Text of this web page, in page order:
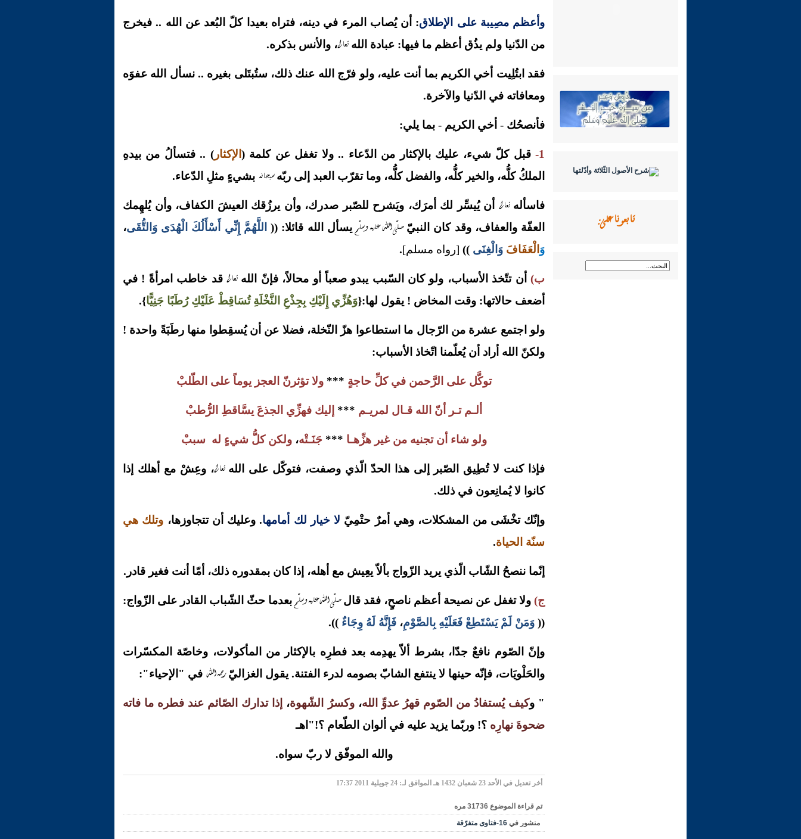
وأعظم مصِيبة على الإطلاق: أن يُصاب المرء في دينه، فتراه بعيدا كلّ البُعد عن الله .. فيخرج
من الدّنيا ولم يذُق أعظم ما فيها: عبادة اللهتعالى، والأنس بذكره.
فقد ابتُلِيت أخي الكريم بما أنت عليه، ولو فرّج الله عنك ذلك، ستُبتَلى بغيره .. نسأل الله عفوَه
ومعافاته في الدّنيا والآخرة.
فأنصحُك - أخي الكريم - بما يلي:
1- قبل كلّ شيء، عليك بالإكثار من الدّعاء .. ولا تغفل عن كلمة ( الإكثار) .. فتسألُ من بيدهِ
الملكُ كلُّه، والخير كلُّه، والفضل كلُّه، وما تقرّب العبد إلى ربّهسبحانه بشيءٍ مثلِ الدّعاء.
فاسألهتعالى أن يُيسِّر لك أمرَك، ويَشرح للصّبر صدرك، وأن يرزُقك العيشَ الكفاف، وأن يُلهِمك
العفّة والعفاف، وقد كان النبيّصلّى الله عليه وسلّم يسأل الله قائلا: (( اللَّهُمَّ إِنِّي أَسْأَلُكَ الْهُدَى وَالتُّقَى،
وَ الْعَفَافَ وَالْغِنَى )) [رواه مسلم].
ب)أن تتّخذ الأسباب، ولو كان السّبب يبدو صعباً أو محالاً، فإنّ اللهتعالى قد خاطب امرأةً ! في
أضعف حالاتها: وقت المخاض ! يقول لها:{وَهُزِّي إِلَيْكِ بِجِذْعِ النَّخْلَةِ تُسَاقِطْ عَلَيْكِ رُطَبًا جَنِيًّا}.
ولو اجتمع عشرة من الرّجال ما استطاعوا هزّ النّخلة، فضلا عن أن يُسقِطوا منها رطَبَةً واحدة !
ولكنّ الله أراد أن يُعلّمنا اتّخاذ الأسباب:
توكَّل على الرَّحمن في كلِّ حاجةٍ ***ولا تؤثرنّ العجز يوماً على الطّلبْ
ألـم تـر أنّ الله قـال لمريـم *** إليك فهزِّي الجذعَ يسَّاقطِ الرُّطبْ
ولو شاء أن تجنيه من غير هزِّهـا *** جَنَـتْه،ولكن كلُّ شيءٍ له سببْ
فإذا كنت لا تُطِيق الصّبر إلى هذا الحدّ الّذي وصفت، فتوكّل على اللهتعالى، وعِشْ مع أهلك إذا
كانوا لا يُمانِعون في ذلك.
وإنّك تخْشَى من المشكلات، وهي أمرٌ حتْمِيّ لا خيار لك أمامها. وعليك أن تتجاوزها، وتلك هي
سنّة الحياة.
إنّما ننصحُ الشّاب الّذي يريد الزّواج بألاّ يعِيش مع أهله، إذا كان بمقدوره ذلك، أمّا أنت فغير قادر.
ج)ولا تغفل عن نصيحة أعظم ناصحٍ، فقد قالصلّى الله عليه وسلّم بعدما حثّ الشّباب القادر على الزّواج:
(( وَمَنْ لَمْ يَسْتَطِعْ فَعَلَيْهِ بِالصَّوْمِ، فَإِنَّهُ لَهُ وِجَاءٌ )).
وإنّ الصّوم نافعٌ جدّا، بشرط ألاّ يهدِمه بعد فطرِه بالإكثار من المأكولات، وخاصّة المكسّرات
والحَلْويَات، فإنّه حينها لا ينتفع الشابّ بصومه لدرء الفتنة. يقول الغزاليّرحمه الله في "الإحياء":
" وكيف يُستفادُ من الصّوم قهرُ عدوِّ الله،وكسرُ الشّهوة،
إذا تدارك الصّائم عند فطره ما فاته
ضحوةَ نهارِه ؟! وربّما يزيد عليه في ألوان الطّعام ؟!"اهـ
والله الموفّق لا ربّ سواه.
أخر تعديل في الأحد 23 شعبان 1432 هـ الموافق لـ: 24 جويلية 2011 17:37
تم قراءة الموضوع 31736 مره
منشور في 16-فتاوى متفرّقة
تابعونا على: